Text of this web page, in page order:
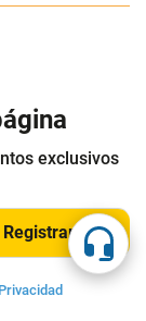
exclusivos
Registrarme